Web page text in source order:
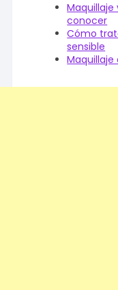
conocer
Cómo
sensible